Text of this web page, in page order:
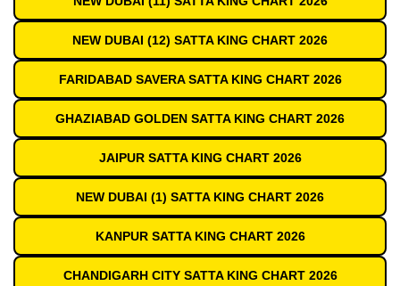
NEW DUBAI (12) SATTA KING CHART 2026
FARIDABAD SAVERA SATTA KING CHART 2026
GHAZIABAD GOLDEN SATTA KING CHART 2026
JAIPUR SATTA KING CHART 2026
NEW DUBAI (1) SATTA KING CHART 2026
KANPUR SATTA KING CHART 2026
CHANDIGARH CITY SATTA KING CHART 2026